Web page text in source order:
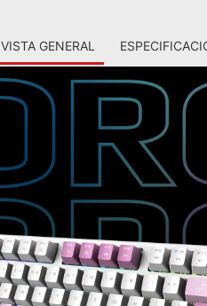
VISTA GENERAL